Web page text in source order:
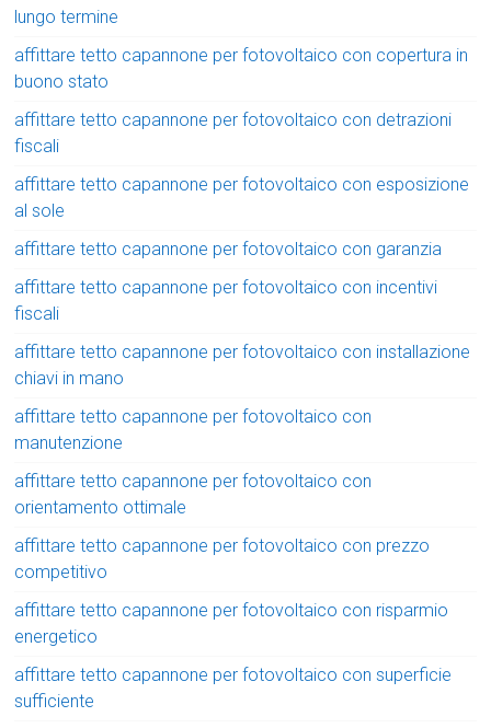
lungo termine
affittare tetto capannone per fotovoltaico con copertura in
buono stato
affittare tetto capannone per fotovoltaico con detrazioni
fiscali
affittare tetto capannone per fotovoltaico con esposizione
al sole
affittare tetto capannone per fotovoltaico con garanzia
affittare tetto capannone per fotovoltaico con incentivi
fiscali
affittare tetto capannone per fotovoltaico con installazione
chiavi in mano
affittare tetto capannone per fotovoltaico con
manutenzione
affittare tetto capannone per fotovoltaico con
orientamento ottimale
affittare tetto capannone per fotovoltaico con prezzo
competitivo
affittare tetto capannone per fotovoltaico con risparmio
energetico
affittare tetto capannone per fotovoltaico con superficie
sufficiente